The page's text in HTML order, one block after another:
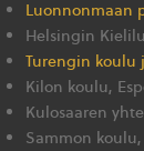
Luonnonmaan
Helsingin
Turengin koulu
Kilon koulu,
Kulosaaren
Sammon koulu,